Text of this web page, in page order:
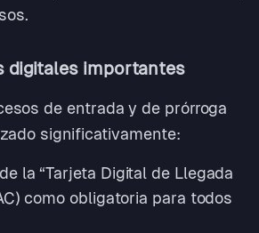
digitales importantes
de entrada y de prórroga
significativamente:
la “Tarjeta Digital de Llegada
como obligatoria para todos